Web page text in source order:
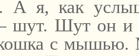
А я, как
шут. Шут он и
с мышью.